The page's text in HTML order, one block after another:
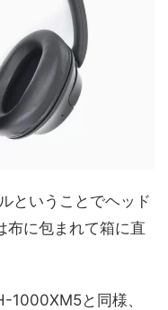
ということでヘッド
布に包まれて箱に直
1000XM5と同様、